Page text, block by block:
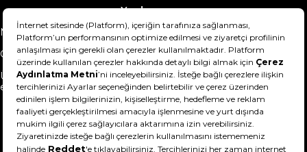
Yardım
Mesafeli Satış Sözleşmesi
Teslimat Bilgisi
Gizlilik Sözleşmesi
Şartlar & Koşullar
Ürünümü nasıl iade
edebilirim?
Hakkımızda